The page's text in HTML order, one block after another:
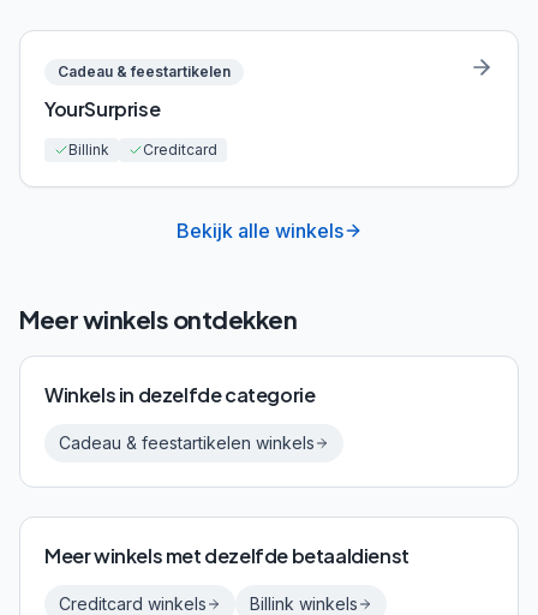
Cadeau & feestartikelen
YourSurprise
Billink Creditcard
Bekijk alle winkels
Meer winkels ontdekken
Winkels in dezelfde categorie
Cadeau & feestartikelen winkels
Meer winkels met dezelfde betaaldienst
Creditcard winkels Billink winkels